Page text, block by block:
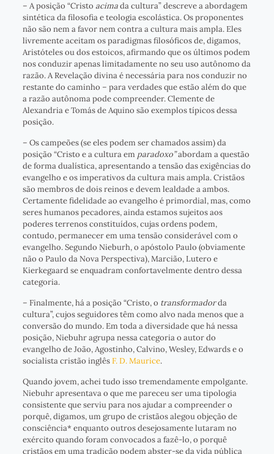
– A posição “Cristo acimada cultura” descreve a abordagem
sintética da filosofia e teologia escolástica. Os proponentes
não são nem a favor nem contra a cultura mais ampla. Eles
livremente aceitam os paradigmas filosóficos de, digamos,
Aristóteles ou dos estoicos, afirmando que os últimos podem
nos conduzir apenas limitadamente no seu uso autônomo da
razão. A Revelação divina é necessária para nos conduzir no
restante do caminho – para verdades que estão além do que
a razão autônoma pode compreender. Clemente de
Alexandria e Tomás de Aquino são exemplos típicos dessa
posição.
– Os campeões (se eles podem ser chamados assim) da
posição “Cristo e a cultura em paradoxo”abordam a questão
de forma dualística, apresentando a tensão das exigências do
evangelho e os imperativos da cultura mais ampla. Cristãos
são membros de dois reinos e devem lealdade a ambos.
Certamente fidelidade ao evangelho é primordial, mas, como
seres humanos pecadores, ainda estamos sujeitos aos
poderes terrenos constituídos, cujas ordens podem,
contudo, permanecer em uma tensão considerável com o
evangelho. Segundo Nieburh, o apóstolo Paulo (obviamente
não o Paulo da Nova Perspectiva), Marcião, Lutero e
Kierkegaard se enquadram confortavelmente dentro dessa
categoria.
– Finalmente, há a posição “Cristo, o transformadorda
cultura”, cujos seguidores têm como alvo nada menos que a
conversão do mundo. Em toda a diversidade que há nessa
posição, Niebuhr agrupa nessa categoria o autor do
evangelho de João, Agostinho, Calvino, Wesley, Edwards e o
socialista cristão inglêsF. D. Maurice.
Quando jovem, achei tudo isso tremendamente empolgante.
Niebuhr apresentava o que me pareceu ser uma tipologia
consistente que serviu para nos ajudar a compreender o
porquê, digamos, um grupo de cristãos alegou objeção de
consciência* enquanto outros desejosamente lutaram no
exército quando foram convocados a fazê-lo, o porquê
cristãos em uma tradição podem abster-se da vida pública